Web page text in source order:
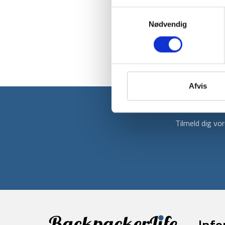
Nødvendig
Afvis
Tilmeld dig